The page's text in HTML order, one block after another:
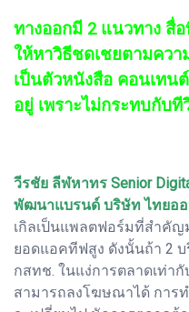
ทางออกมี 2 แนวทาง สื่
ให้หาวิธีชดเชยตามคว
เป็นตัวหนังสือ คอนเทน
อยู่ เพราะไม่กระทบกับที
วีรชัย ลีฬหาทร Senior
พัฒนาแบรนด์ บริษัท ไทยอ
เกิลเป็นแพลตฟอร์มที่สำคั
ยอดแอคทีฟสูง ดังนั้นถ้า 2
กสทช. ในแง่การตลาดเท่า
สามารถลงโฆษณาได้ การ